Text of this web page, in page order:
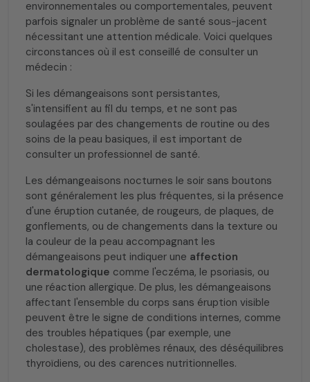
environnementales ou comportementales, peuvent
parfois signaler un problème de santé sous-jacent
nécessitant une attention médicale. Voici quelques
circonstances où il est conseillé de consulter un
médecin :
Si les démangeaisons sont persistantes,
s'intensifient au fil du temps, et ne sont pas
soulagées par des changements de routine ou des
soins de la peau basiques, il est important de
consulter un professionnel de santé.
Les démangeaisons nocturnes le soir sans boutons
sont généralement les plus fréquentes, si la présence
d'une éruption cutanée, de rougeurs, de plaques, de
gonflements, ou de changements dans la texture ou
la couleur de la peau accompagnant les
démangeaisons peut indiquer une affection
dermatologique comme l'eczéma, le psoriasis, ou
une réaction allergique. De plus, les démangeaisons
affectant l'ensemble du corps sans éruption visible
peuvent être le signe de conditions internes, comme
des troubles hépatiques (par exemple, une
cholestase), des problèmes rénaux, des déséquilibres
thyroïdiens, ou des carences nutritionnelles.